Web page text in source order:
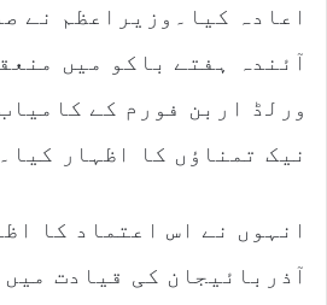
آئندہ ہفتے باکو میں
ورلڈ اربن فورم کے
نیک تمناؤں کا اظہار کیا۔
انہوں نے اس اعتماد کا
آذربائیجان کی قیادت